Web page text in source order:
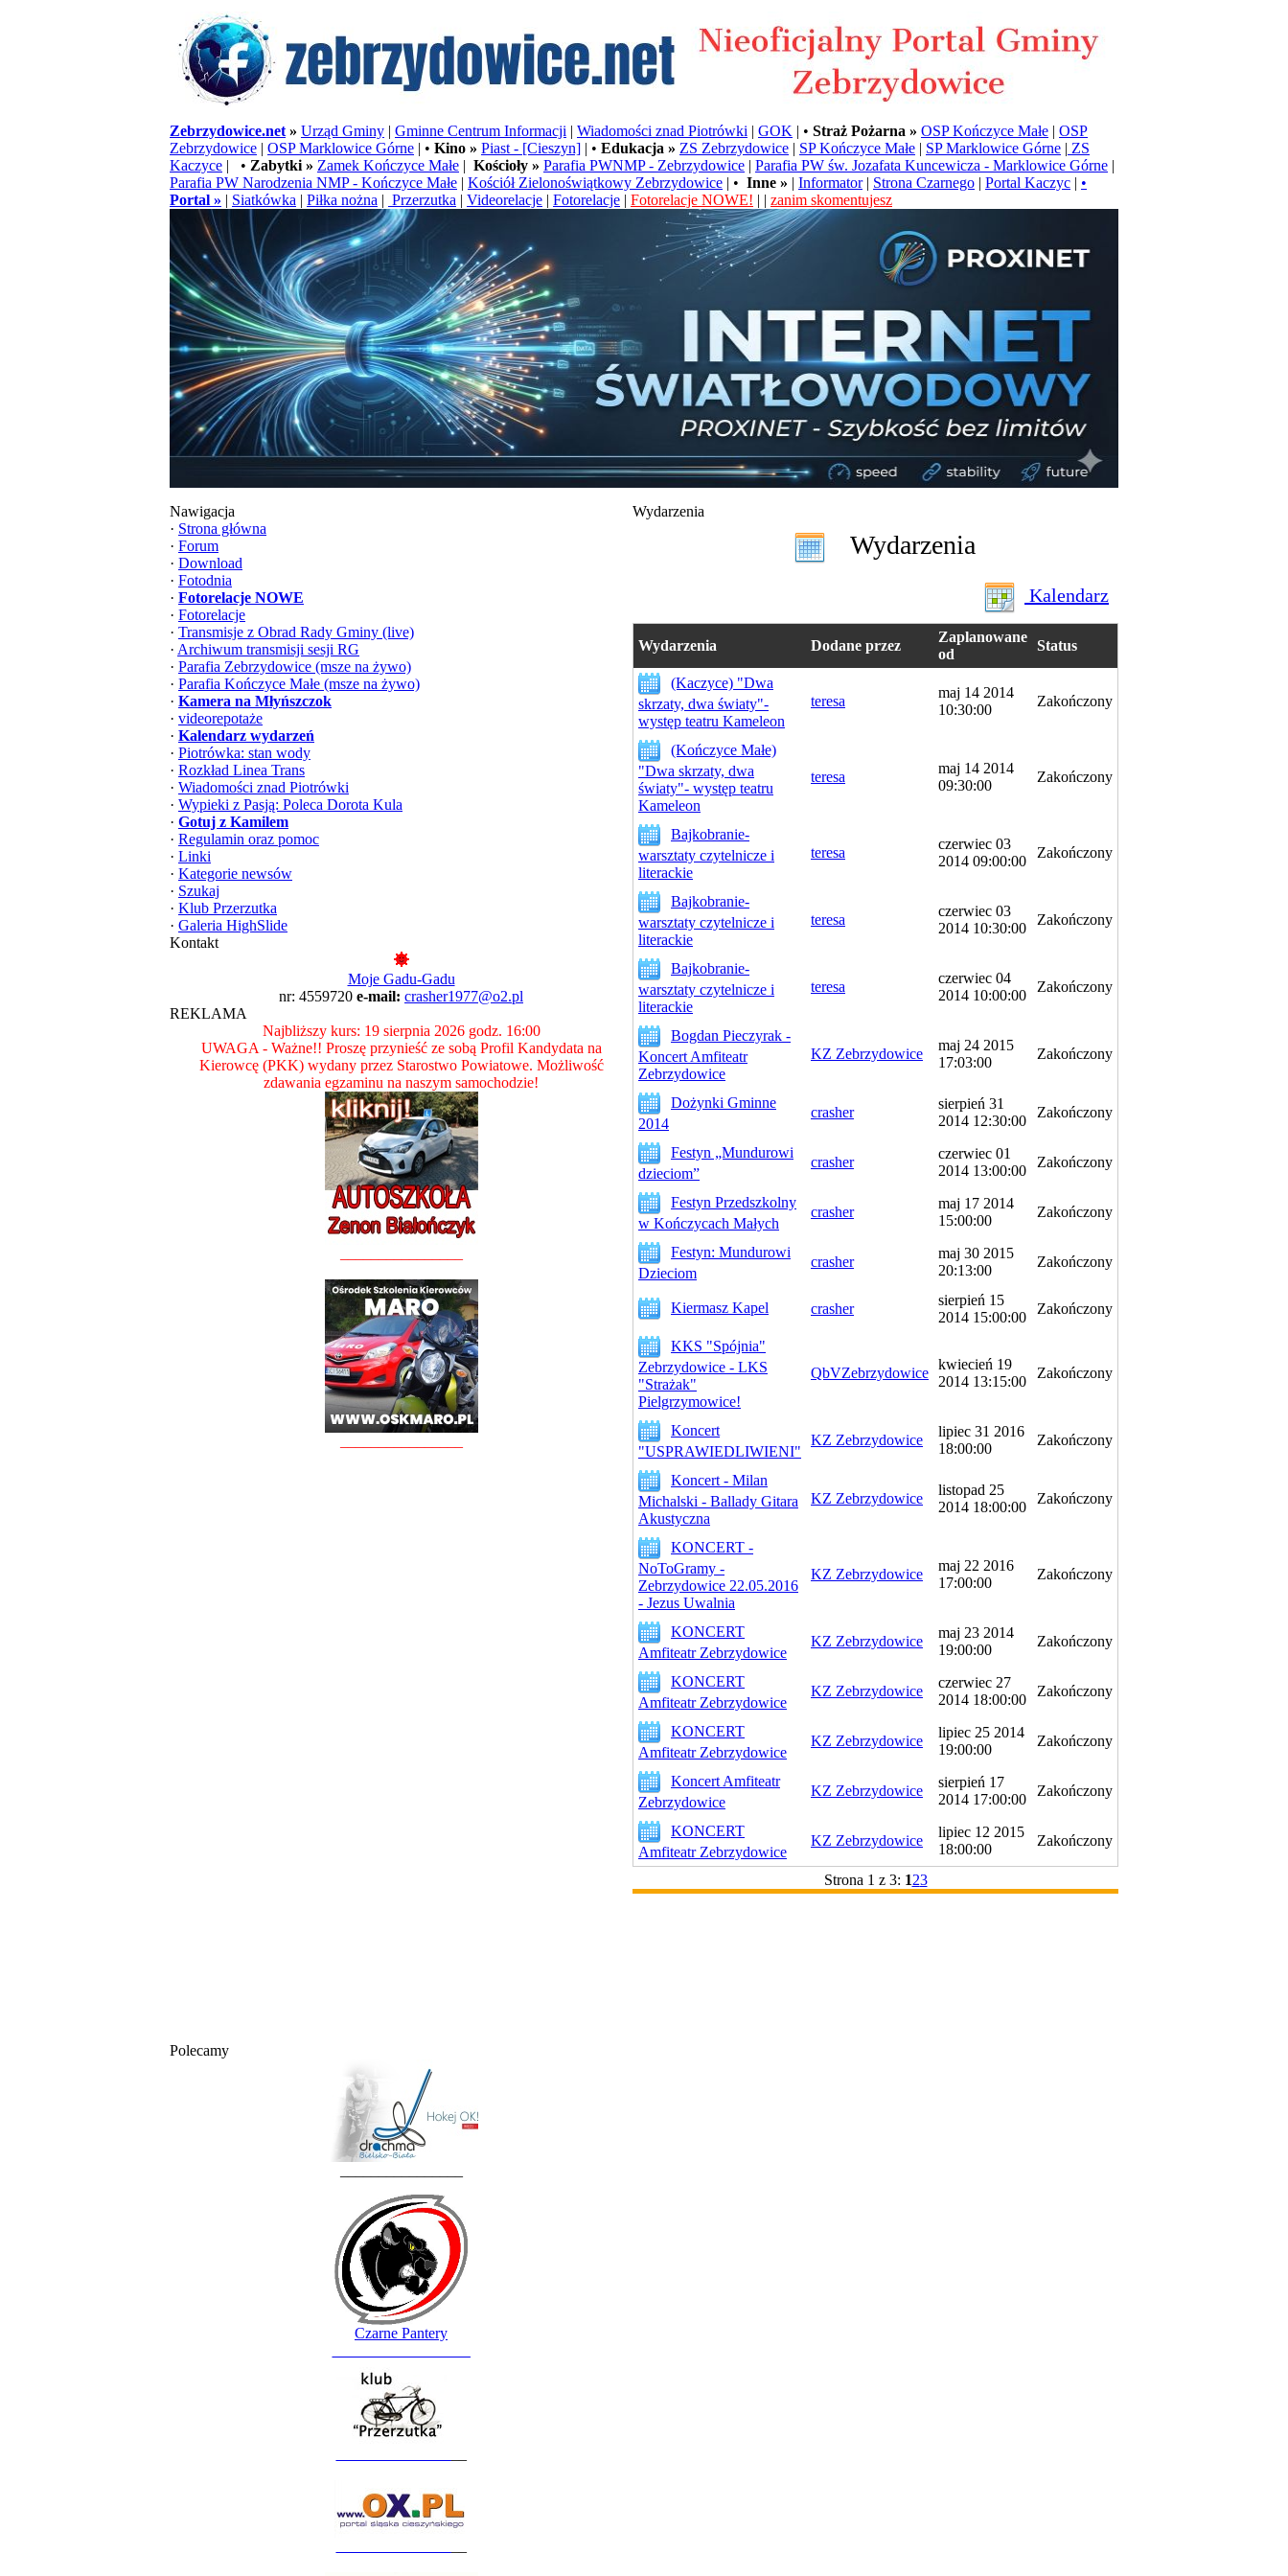
Zebrzydowice.net » Urząd Gminy | Gminne Centrum Informacji | Wiadomości znad Piotrówki | GOK | • Straż Pożarna » OSP Kończyce Małe | OSP
Zebrzydowice | OSP Marklowice Górne | • Kino » Piast - [Cieszyn] | • Edukacja » ZS Zebrzydowice | SP Kończyce Małe | SP Marklowice Górne | ZS
Kaczyce | • Zabytki » Zamek Kończyce Małe | Kościoły » Parafia PWNMP - Zebrzydowice | Parafia PW św. Jozafata Kuncewicza - Marklowice Górne |
Parafia PW Narodzenia NMP - Kończyce Małe | Kościół Zielonoświątkowy Zebrzydowice | • Inne » | Informator| Strona Czarnego | Portal Kaczyc | •
Portal » | Siatkówka | Piłka nożna | Przerzutka | Videorelacje | Fotorelacje | Fotorelacje NOWE! | | zanim skomentujesz
Nawigacja
· Strona główna
· Forum
· Download
· Fotodnia
· Fotorelacje NOWE
· Fotorelacje
· Transmisje z Obrad Rady Gminy (live)
· Archiwum transmisji sesji RG
· Parafia Zebrzydowice (msze na żywo)
· Parafia Kończyce Małe (msze na żywo)
· Kamera na Młyńszczok
· videorepotaże
· Kalendarz wydarzeń
· Piotrówka: stan wody
· Rozkład Linea Trans
· Wiadomości znad Piotrówki
· Wypieki z Pasją: Poleca Dorota Kula
· Gotuj z Kamilem
· Regulamin oraz pomoc
· Linki
· Kategorie newsów
· Szukaj
· Klub Przerzutka
· Galeria HighSlide
Kontakt
Moje Gadu-Gadu
nr: 4559720 e-mail: crasher1977@o2.pl
REKLAMA
Najbliższy kurs: 19 sierpnia 2026 godz. 16:00
UWAGA - Ważne!! Proszę przynieść ze sobą Profil Kandydata na
Kierowcę (PKK) wydany przez Starostwo Powiatowe. Możliwość
zdawania egzaminu na naszym samochodzie!
Polecamy
Czarne Pantery
Wydarzenia
Wydarzenia
Kalendarz
Wydarzenia Dodane przez
Zaplanowane
od
Status
(Kaczyce) "Dwa
skrzaty, dwa światy"-
występ teatru Kameleon
teresa
maj 14 2014
10:30:00
Zakończony
(Kończyce Małe)
"Dwa skrzaty, dwa
światy"- występ teatru
Kameleon
teresa
maj 14 2014
09:30:00
Zakończony
Bajkobranie-
warsztaty czytelnicze i
literackie
teresa
czerwiec 03
2014 09:00:00
Zakończony
Bajkobranie-
warsztaty czytelnicze i
literackie
teresa
czerwiec 03
2014 10:30:00
Zakończony
Bajkobranie-
warsztaty czytelnicze i
literackie
teresa
czerwiec 04
2014 10:00:00
Zakończony
Bogdan Pieczyrak -
Koncert Amfiteatr
Zebrzydowice
KZ Zebrzydowice
maj 24 2015
17:03:00
Zakończony
Dożynki Gminne
2014
crasher
sierpień 31
2014 12:30:00
Zakończony
Festyn „Mundurowi
dzieciom”
crasher
czerwiec 01
2014 13:00:00
Zakończony
Festyn Przedszkolny
w Kończycach Małych
crasher
maj 17 2014
15:00:00
Zakończony
Festyn: Mundurowi
Dzieciom
crasher
maj 30 2015
20:13:00
Zakończony
Kiermasz Kapel crasher
sierpień 15
2014 15:00:00
Zakończony
KKS "Spójnia"
Zebrzydowice - LKS
"Strażak"
Pielgrzymowice!
QbVZebrzydowice
kwiecień 19
2014 13:15:00
Zakończony
Koncert
"USPRAWIEDLIWIENI"
KZ Zebrzydowice
lipiec 31 2016
18:00:00
Zakończony
Koncert - Milan
Michalski - Ballady Gitara
Akustyczna
KZ Zebrzydowice
listopad 25
2014 18:00:00
Zakończony
KONCERT -
NoToGramy -
Zebrzydowice 22.05.2016
- Jezus Uwalnia
KZ Zebrzydowice
maj 22 2016
17:00:00
Zakończony
KONCERT
Amfiteatr Zebrzydowice
KZ Zebrzydowice
maj 23 2014
19:00:00
Zakończony
KONCERT
Amfiteatr Zebrzydowice
KZ Zebrzydowice
czerwiec 27
2014 18:00:00
Zakończony
KONCERT
Amfiteatr Zebrzydowice
KZ Zebrzydowice
lipiec 25 2014
19:00:00
Zakończony
Koncert Amfiteatr
Zebrzydowice
KZ Zebrzydowice
sierpień 17
2014 17:00:00
Zakończony
KONCERT
Amfiteatr Zebrzydowice
KZ Zebrzydowice
lipiec 12 2015
18:00:00
Zakończony
Strona 1 z 3: 123